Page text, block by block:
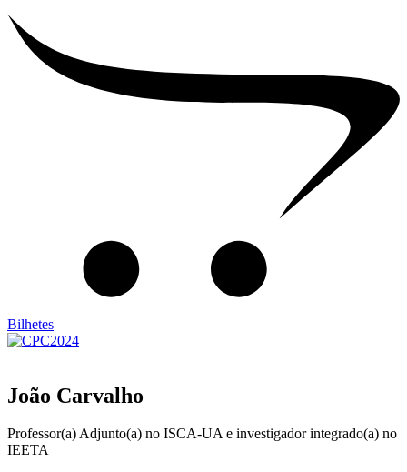
Bilhetes
João Carvalho
Professor(a) Adjunto(a) no ISCA-UA e investigador integrado(a) no
IEETA